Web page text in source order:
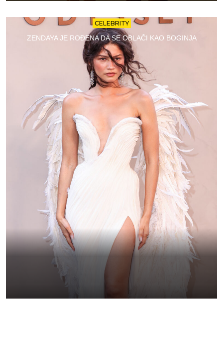
CELEBRITY
ZENDAYA JE ROĐENA DA SE OBLAČI KAO BOGINJA